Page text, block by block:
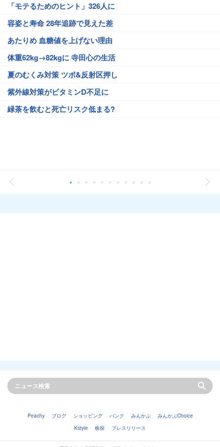
「モテるためのヒント」326人に
容姿と寿命 28年追跡で見えた差
あたりめ 血糖値を上げない理由
体重62kg→82kgに 寺田心の生活
夏のむくみ対策 ツボ&反射区押し
紫外線対策がビタミンD不足に
緑茶を飲むと死亡リスク低まる?
Peachy ブログ ショッピング バンク みんかぶ
みんかぶChoice
Kstyle
株探 プレスリリース